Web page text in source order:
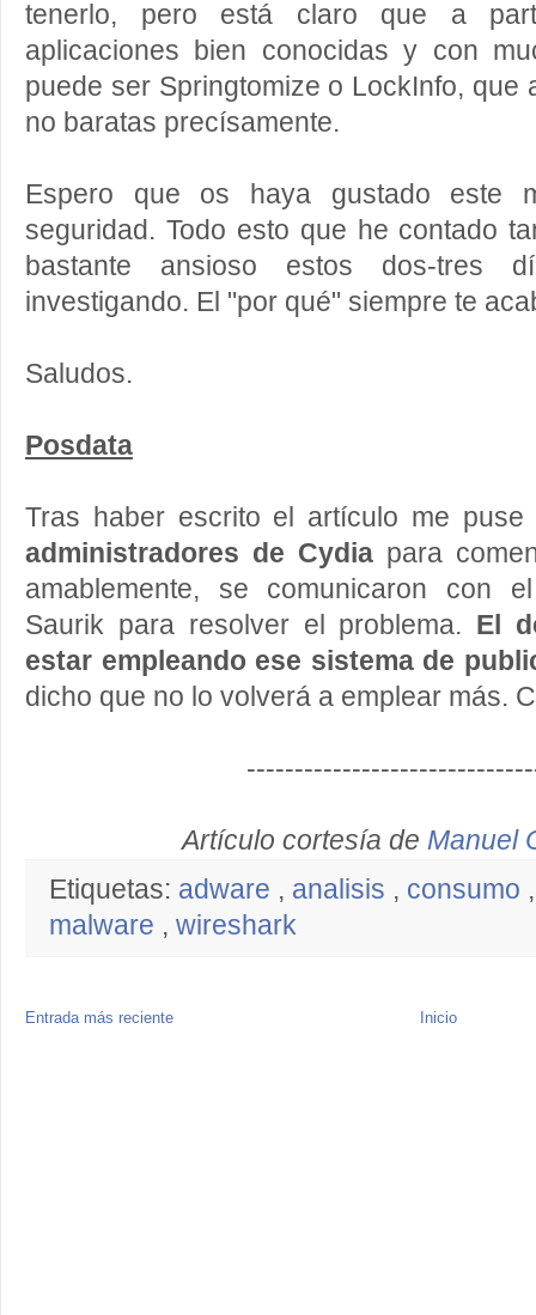
tenerlo, pero está claro que a
aplicaciones bien conocidas y con
puede ser Springtomize o LockInfo, que
no baratas precísamente.
Espero que os haya gustado este
seguridad. Todo esto que he contado
bastante ansioso estos dos-tres
investigando. El "por qué" siempre te
Saludos.
Posdata
Tras haber escrito el artículo me puse
administradores de Cydiapara
amablemente, se comunicaron con
Saurik para resolver el problema. El
estar empleando ese sistema de
dicho que no lo volverá a emplear más.
Artículo cortesía de Manuel
Etiquetas: adware , analisis , consumo
malware , wireshark
Entrada más reciente Inicio